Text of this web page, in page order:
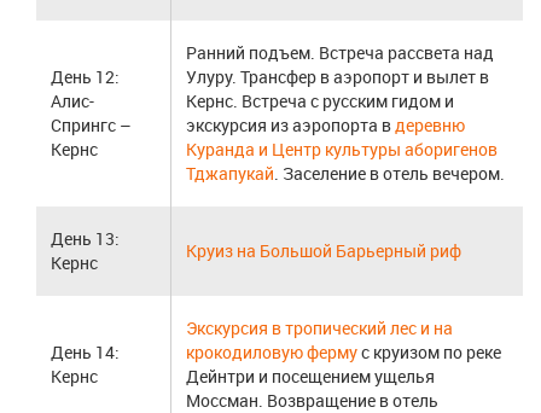
День 12:
Алис-
Спрингс –
Кернс
Ранний подъем. Встреча рассвета над
Улуру. Трансфер в аэропорт и вылет в
Кернс. Встреча с русским гидом и
экскурсия из аэропорта вдеревню
Куранда и Центр культуры аборигенов
Тджапукай. Заселение в отель вечером.
День 13:
Кернс
Круиз на Большой Барьерный риф
День 14:
Кернс
Экскурсия в тропический лес и на
крокодиловую фермус круизом по реке
Дейнтри и посещением ущелья
Моссман. Возвращение в отель